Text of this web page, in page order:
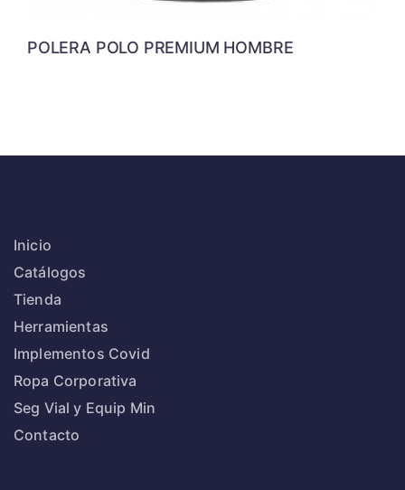
POLERA POLO PREMIUM HOMBRE
Inicio
Catálogos
Tienda
Herramientas
Implementos Covid
Ropa Corporativa
Seg Vial y Equip Min
Contacto